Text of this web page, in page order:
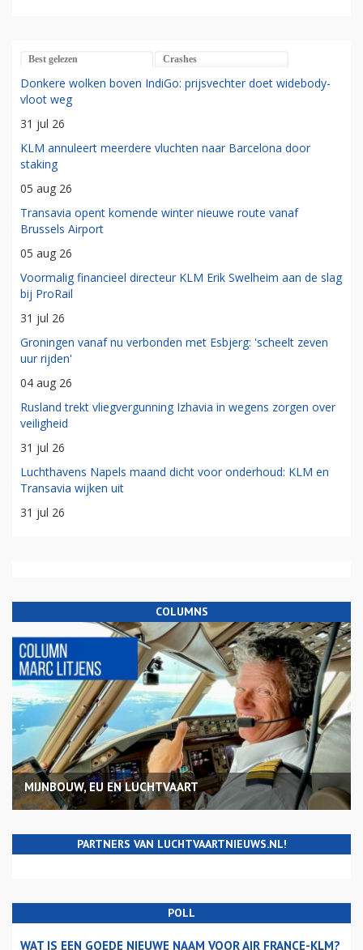
Best gelezen Crashes
Donkere wolken boven IndiGo: prijsvechter doet widebody-
vloot weg
31 jul 26
KLM annuleert meerdere vluchten naar Barcelona door
staking
05 aug 26
Transavia opent komende winter nieuwe route vanaf
Brussels Airport
05 aug 26
Voormalig financieel directeur KLM Erik Swelheim aan de slag
bij ProRail
31 jul 26
Groningen vanaf nu verbonden met Esbjerg: 'scheelt zeven
uur rijden'
04 aug 26
Rusland trekt vliegvergunning Izhavia in wegens zorgen over
veiligheid
31 jul 26
Luchthavens Napels maand dicht voor onderhoud: KLM en
Transavia wijken uit
31 jul 26
COLUMNS
MIJNBOUW, EU EN LUCHTVAART
PARTNERS VAN LUCHTVAARTNIEUWS.NL!
POLL
WAT IS EEN GOEDE NIEUWE NAAM VOOR AIR FRANCE-KLM?